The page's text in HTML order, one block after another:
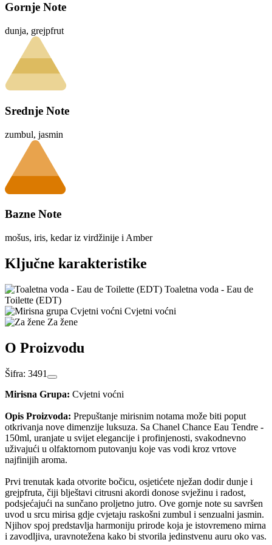
Gornje Note
dunja, grejpfrut
Srednje Note
zumbul, jasmin
Bazne Note
mošus, iris, kedar iz virdžinije i Amber
Ključne karakteristike
Toaletna voda - Eau de
Toilette (EDT)
Cvjetni voćni
Za žene
O Proizvodu
Šifra: 3491
Mirisna Grupa: Cvjetni voćni
Opis Proizvoda: Prepuštanje mirisnim notama može biti poput
otkrivanja nove dimenzije luksuza. Sa Chanel Chance Eau Tendre -
150ml, uranjate u svijet elegancije i profinjenosti, svakodnevno
uživajući u olfaktornom putovanju koje vas vodi kroz vrtove
najfinijih aroma.
Prvi trenutak kada otvorite bočicu, osjetićete nježan dodir dunje i
grejpfruta, čiji blještavi citrusni akordi donose svježinu i radost,
podsjećajući na sunčano proljetno jutro. Ove gornje note su savršen
uvod u srcu mirisa gdje cvjetaju raskošni zumbul i senzualni jasmin.
Njihov spoj predstavlja harmoniju prirode koja je istovremeno mirna
i zavodljiva, uravnotežena kako bi stvorila jedinstvenu auru oko vas.